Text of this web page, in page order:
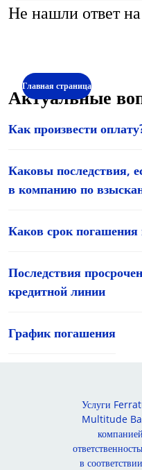
Не нашли ответ
Главная страница
Актуальные
Как произвести
Каковы последствия,
в компанию по
Каков срок погашения
Последствия
кредитной линии
График погашения
Услуги
Multitude
в